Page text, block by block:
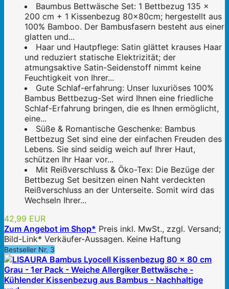
Baumbus Bettwäsche Set: 1 Bettbezug 135 x
200 cm + 1 Kissenbezug 80x80cm; hergestellt aus
100% Bamboo. Der Bambusfasern besteht aus einer
glatten und...
Haar und Hautpflege: Satin glättet krauses Haar
und reduziert statische Elektrizität; der
atmungsaktive Satin-Seidenstoff nimmt keine
Feuchtigkeit von Ihrer...
Gute Schlaf-erfahrung: Unser luxuriöses 100%
Bambus Bettbezug-Set wird Ihnen eine friedliche
Schlaf-Erfahrung bringen, die es Ihnen ermöglicht,
eine...
Süße & Romantische Geschenke: Bambus
Bettbezug Set sind eine der einfachen Freuden des
Lebens. Sie sind seidig weich auf Ihrer Haut,
schützen Ihr Haar vor...
Mit Reißverschluss & Öko-Tex: Die Bezüge der
Bettbezug Set besitzen einen Naht verdeckten
Reißverschluss an der Unterseite. Somit wird das
Wechseln Ihrer...
42,99 EUR
Zum Angebot im Shop* Preis inkl. MwSt., zzgl. Versand;
Bild-Link* Verkäufer-Aussagen. Keine Haftung
Bestseller Nr. 3